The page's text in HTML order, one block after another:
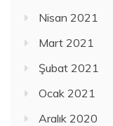
Nisan 2021
Mart 2021
Şubat 2021
Ocak 2021
Aralık 2020